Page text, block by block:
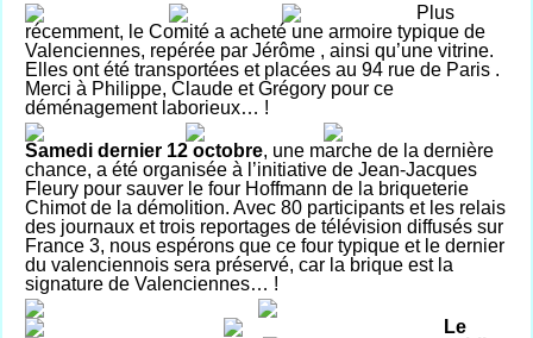
Plus
récemment, le Comité a acheté une armoire typique de
Valenciennes, repérée par Jérôme , ainsi qu’une vitrine.
Elles ont été transportées et placées au 94 rue de Paris .
Merci à Philippe, Claude et Grégory pour ce
déménagement laborieux… !
Samedi dernier 12 octobre, une marche de la dernière
chance, a été organisée à l’initiative de Jean-Jacques
Fleury pour sauver le four Hoffmann de la briqueterie
Chimot de la démolition. Avec 80 participants et les relais
des journaux et trois reportages de télévision diffusés sur
France 3, nous espérons que ce four typique et le dernier
du valenciennois sera préservé, car la brique est la
signature de Valenciennes… !
Le